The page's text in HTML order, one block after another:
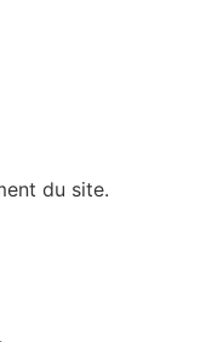
du site.